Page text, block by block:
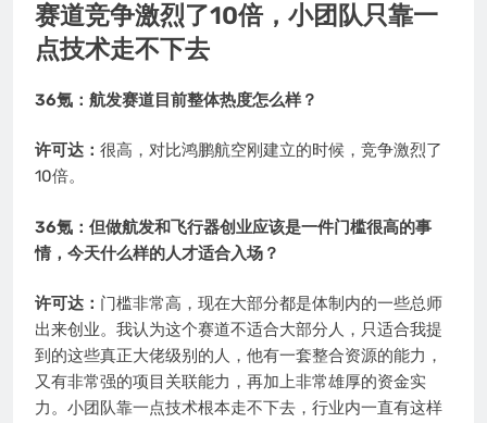
赛道竞争激烈了10倍，小团队只靠一
点技术走不下去
36氪：航发赛道目前整体热度怎么样？
许可达： 很高，对比鸿鹏航空刚建立的时候，竞争激烈了
10倍。
36氪：但做航发和飞行器创业应该是一件门槛很高的事
情，今天什么样的人才适合入场？
许可达： 门槛非常高，现在大部分都是体制内的一些总师
出来创业。我认为这个赛道不适合大部分人，只适合我提
到的这些真正大佬级别的人，他有一套整合资源的能力，
又有非常强的项目关联能力，再加上非常雄厚的资金实
力。小团队靠一点技术根本走不下去，行业内一直有这样